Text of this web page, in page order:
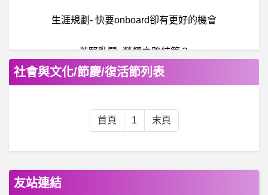
生涯規劃- 快要onboard卻有更好的機會
荒野亂鬥- 榮耀之路結算？
資
多星娛樂城是詐騙嗎？資多星娛樂城詐騙！資多星娛樂城不安全！資多星娛樂城網站詐騙！
社會與文化/節慶/復活節列表
首頁 1 末頁
友站連結